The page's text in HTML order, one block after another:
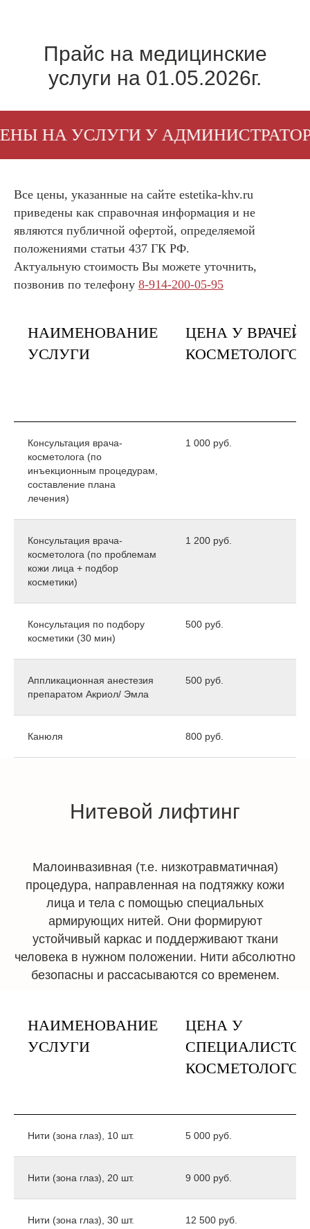
Прайс на медицинские
услуги на 01.05.2026г.
УСЛУГИ У АДМИНИСТРАТОРА
Все цены, указанные на сайте estetika-khv.ru
приведены как справочная информация и не
являются публичной офертой, определяемой
положениями статьи 437 ГК РФ.
Актуальную стоимость Вы можете уточнить,
позвонив по телефону 8-914-200-05-95
НАИМЕНОВАНИЕ
УСЛУГИ
ЦЕНА У ВРАЧЕЙ-
КОСМЕТОЛОГОВ
Консультация врача-
косметолога (по
инъекционным процедурам,
составление плана
лечения)
1 000 руб.
Консультация врача-
косметолога (по проблемам
кожи лица + подбор
косметики)
1 200 руб.
Консультация по подбору
косметики (30 мин)
500 руб.
Аппликационная анестезия
препаратом Акриол/ Эмла
500 руб.
Канюля 800 руб.
Нитевой лифтинг
Малоинвазивная (т.е. низкотравматичная)
процедура, направленная на подтяжку кожи
лица и тела с помощью специальных
армирующих нитей. Они формируют
устойчивый каркас и поддерживают ткани
человека в нужном положении. Нити абсолютно
безопасны и рассасываются со временем.
НАИМЕНОВАНИЕ
УСЛУГИ
ЦЕНА У
КОСМЕТОЛОГОВ
Нити (зона глаз), 10 шт. 5 000 руб.
Нити (зона глаз), 20 шт. 9 000 руб.
Нити (зона глаз), 30 шт. 12 500 руб.